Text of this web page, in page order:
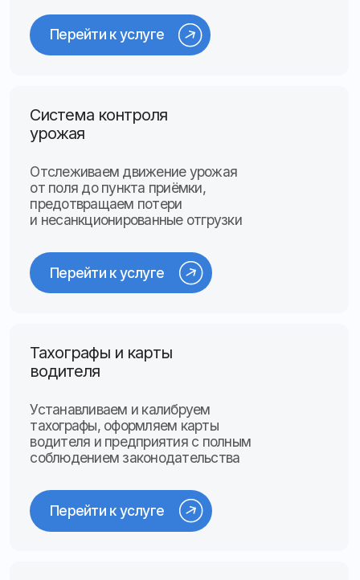
на автомобилях
Точные решения
и состояния топлива
в транспорте и оборудовании
Смотреть все услуги
Перейти к услуге
Перейти к услуге
пробного периода
Оцените все возможности системы в реальных
условиях и платите только после того, как
убедитесь в эффективности
Оставить заявку